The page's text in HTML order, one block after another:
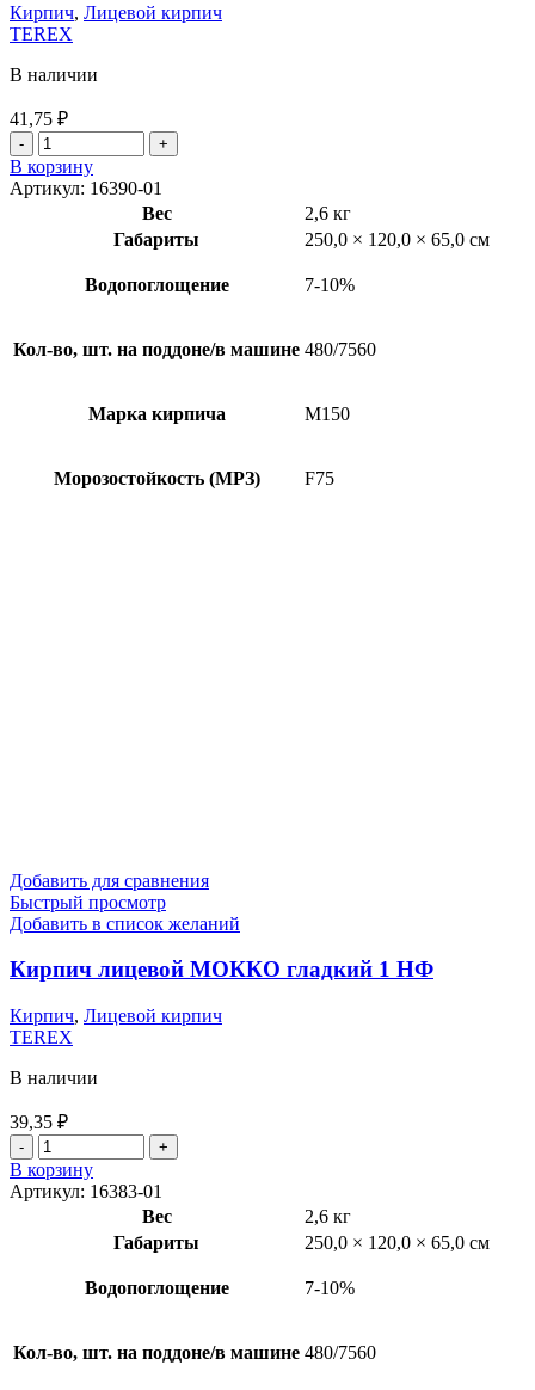
Кирпич, Лицевой кирпич
TEREX
В наличии
41,75 ₽
В корзину
Артикул: 16390-01
Вес
2,6 кг
Габариты
250,0 × 120,0 × 65,0 см
Водопоглощение 7-10%
Кол-во, шт. на поддоне/в машине 480/7560
Марка кирпича М150
Морозостойкость (МРЗ) F75
Добавить для сравнения
Быстрый просмотр
Добавить в список желаний
Кирпич лицевой МОККО гладкий 1 НФ
Кирпич, Лицевой кирпич
TEREX
В наличии
39,35 ₽
В корзину
Артикул: 16383-01
Вес
2,6 кг
Габариты
250,0 × 120,0 × 65,0 см
Водопоглощение 7-10%
Кол-во, шт. на поддоне/в машине 480/7560